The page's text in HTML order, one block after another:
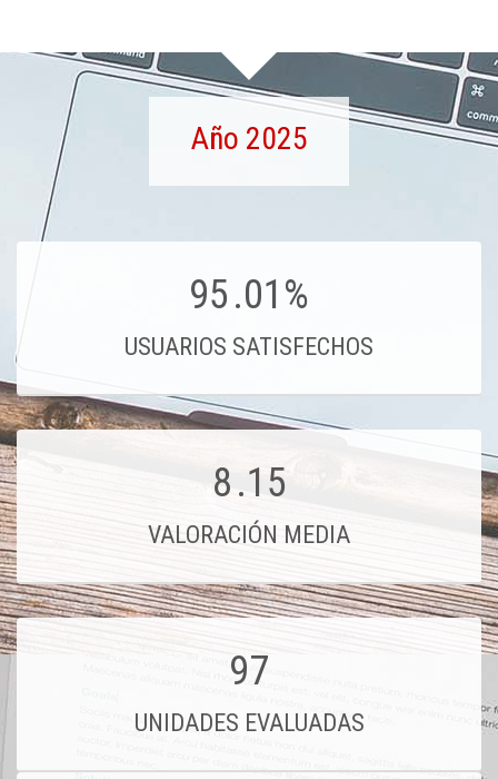
Año 2025
95.01%
USUARIOS SATISFECHOS
8.15
VALORACIÓN MEDIA
97
UNIDADES EVALUADAS